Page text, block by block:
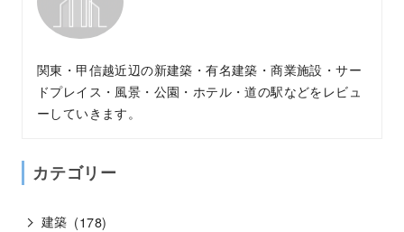
関東・甲信越近辺の新建築・有名建築・商業施設・サー
ドプレイス・風景・公園・ホテル・道の駅などをレビュ
ーしていきます。
カテゴリー
建築 (178)